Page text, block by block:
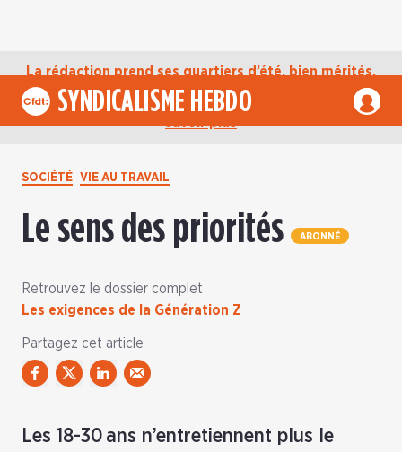
La rédaction prend ses quartiers d’été, bien mérités,
jusqu’au mardi 1er septembre. D’ici là, retrouvez
l’actualité de la CFDT sur notre compte Bluesky. En
SYNDICALISME HEBDO
SOCIÉTÉ VIE AU TRAVAIL
Le sens des priorités ABONNÉ
Retrouvez le dossier complet
Les exigences de la Génération Z
Partagez cet article
Les 18-30 ans n’entretiennent plus le